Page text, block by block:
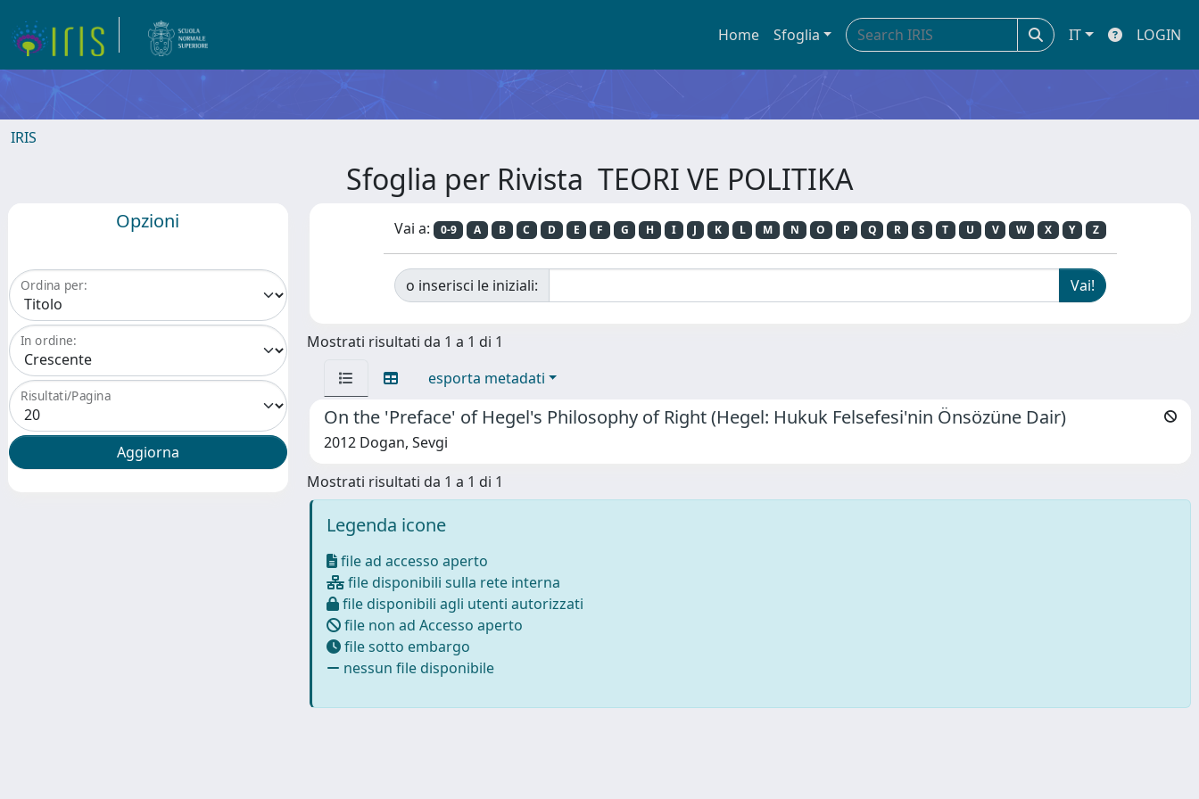
Home Sfoglia IT LOGIN
IRIS
Sfoglia per Rivista TEORI VE POLITIKA
Opzioni
Ordina per:
In ordine:
Risultati/Pagina
Vai a: 0-9 A B C D E F G H I J K L M N O P Q R S T U V W X Y Z
o inserisci le iniziali:
Mostrati risultati da 1 a 1 di 1
esporta metadati
On the 'Preface' of Hegel's Philosophy of Right (Hegel: Hukuk Felsefesi'nin Önsözüne Dair)
2012 Dogan, Sevgi
Mostrati risultati da 1 a 1 di 1
Legenda icone
file ad accesso aperto
file disponibili sulla rete interna
file disponibili agli utenti autorizzati
file non ad Accesso aperto
file sotto embargo
nessun file disponibile